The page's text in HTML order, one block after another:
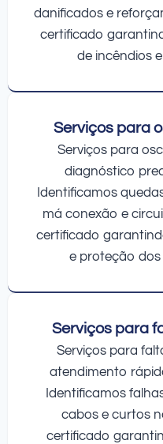
danificados e
certificado
de incêndios
Serviços para
Serviços para
diagnóstico
Identificamos
má conexão e
certificado
e proteção dos
Serviços para
Serviços para
atendimento
Identificamos
cabos e curtos
certificado